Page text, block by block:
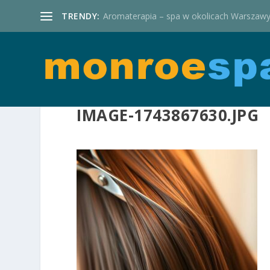
TRENDY: Aromaterapia – spa w okolicach Warszawy
IMAGE-1743867630.JPG